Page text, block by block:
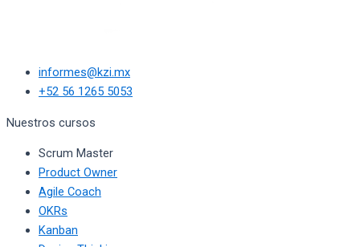
informes@kzi.mx
+52 56 1265 5053
Nuestros cursos
Scrum Master
Product Owner
Agile Coach
OKRs
Kanban